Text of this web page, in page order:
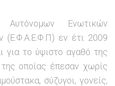
Ενωτικών
(Ε.Φ.Α.Ε.Φ.Π) εν έτι 2009
για το ύψιστο αγαθό της
οποίας έπεσαν χωρίς
σύζυγοι, γονείς,